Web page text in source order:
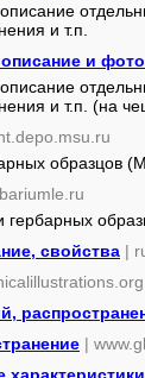
и т.п.
описание и
и т.п. (на
образцов
гербарных
свойства |
|